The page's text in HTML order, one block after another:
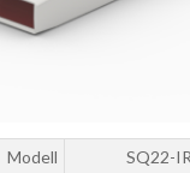
Modell
SQ22-